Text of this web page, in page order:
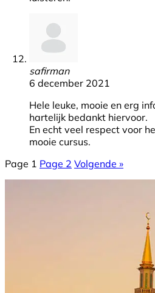
safirman
6 december 2021
Hele leuke, mooie en erg
hartelijk bedankt hiervoor.
En echt veel respect voor
mooie cursus.
Page 1 Page 2 Volgende »